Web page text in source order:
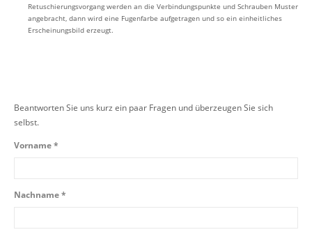
Retuschierungsvorgang werden an die Verbindungspunkte und Schrauben Muster
angebracht, dann wird eine Fugenfarbe aufgetragen und so ein einheitliches
Erscheinungsbild erzeugt.
Beantworten Sie uns kurz ein paar Fragen und überzeugen Sie sich
selbst.
Vorname *
Nachname *